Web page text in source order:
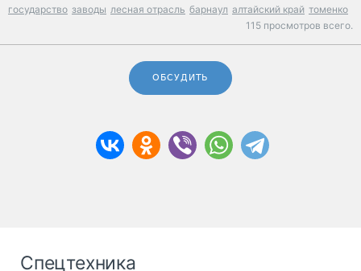
государство заводы лесная отрасль барнаул алтайский край томенко
115 просмотров всего.
ОБСУДИТЬ
Спецтехника